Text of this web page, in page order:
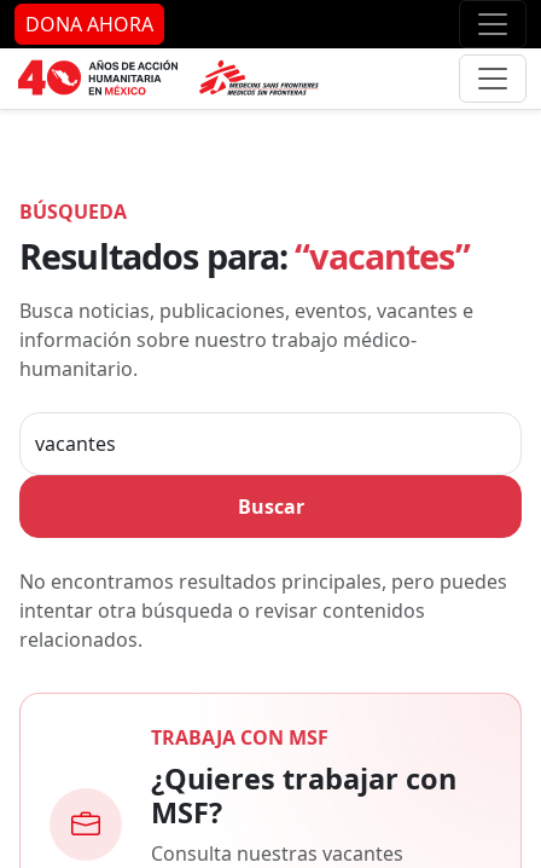
Ir al contenido principal Ir
DONA AHORA
BÚSQUEDA
Resultados para:“vacantes”
Busca noticias, publicaciones, eventos, vacantes e
información sobre nuestro trabajo médico-
humanitario.
Buscar
No encontramos resultados principales, pero puedes
intentar otra búsqueda o revisar contenidos
relacionados.
TRABAJA CON MSF
¿Quieres trabajar con
MSF?
Consulta nuestras vacantes